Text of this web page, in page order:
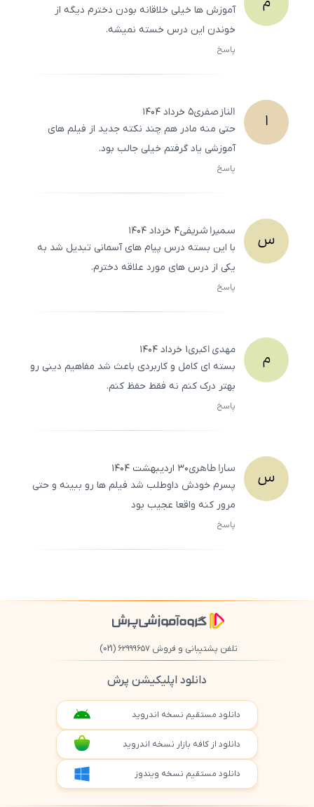
آموزش‌ ها خیلی خلاقانه بودن دخترم دیگه از
خوندن این درس خسته نمیشه.
پاسخ
ا النازصفری۵ خرداد ۱۴۰۴
حتی منه مادر هم چند نکته جدید از فیلم‌ های
آموزشی یاد گرفتم خیلی جالب بود.
پاسخ
س سمیراشریفی۴ خرداد ۱۴۰۴
با این بسته درس پیام های آسمانی تبدیل شد به
یکی از درس‌ های مورد علاقه دخترم.
پاسخ
م مهدیاکبری۱ خرداد ۱۴۰۴
بسته‌ ای کامل و کاربردی باعث شد مفاهیم دینی رو
بهتر درک کنم نه فقط حفظ کنم.
پاسخ
س ساراطاهری۳۰ اردیبهشت ۱۴۰۴
پسرم خودش داوطلب شد فیلم‌ ها رو ببینه و حتی
مرور کنه واقعا عجیب بود
پاسخ
تلفن پشتیبانی و فروش ۶۲۹۹۹۶۵۷ (021)
دانلود اپلیکیشن پرش
دانلود مستقیم نسخه اندروید
دانلود از کافه بازار نسخه اندروید
دانلود مستقیم نسخه ویندوز